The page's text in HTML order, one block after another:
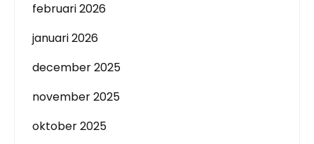
februari 2026
januari 2026
december 2025
november 2025
oktober 2025